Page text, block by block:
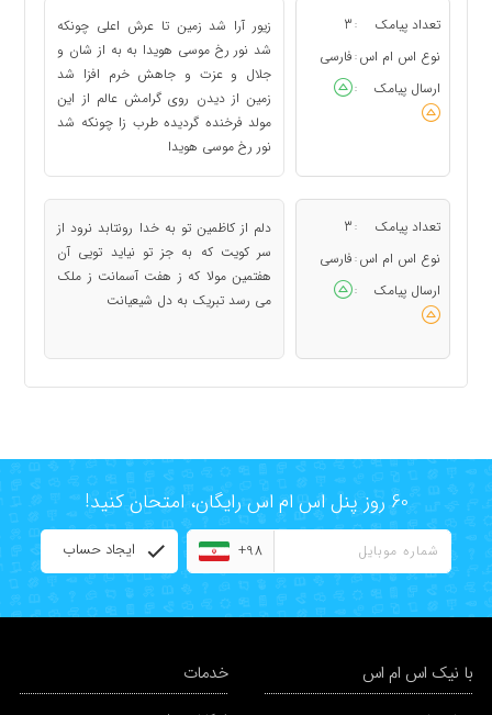
تعداد پیامک :
3
نوع اس ام اس : فارسی
ارسال پیامک
:
زیور آرا شد زمین تا عرش اعلى چونکه
شد نور رخ موسى هویدا به به از شان و
جلال و عزت و جاهش خرم افزا شد
زمین از دیدن روى گرامش عالم از این
مولد فرخنده گردیده طرب زا چونکه شد
نور رخ موسى هویدا
تعداد پیامک :
3
نوع اس ام اس : فارسی
ارسال پیامک
:
دلم از کاظمین تو به خدا رونتابد نرود از
سر کویت که به جز تو نیاید تویى آن
هفتمین مولا که ز هفت آسمانت ز ملک
مى ‏رسد تبریک به دل شیعیانت
60 روز پنل اس ام اس رایگان، امتحان کنید!
+98 ایجاد حساب
با نیک اس ام اس خدمات